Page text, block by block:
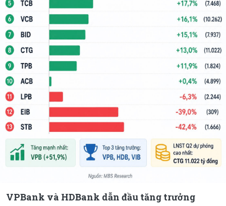
VPBank và HDBank dẫn đầu tăng trưởng